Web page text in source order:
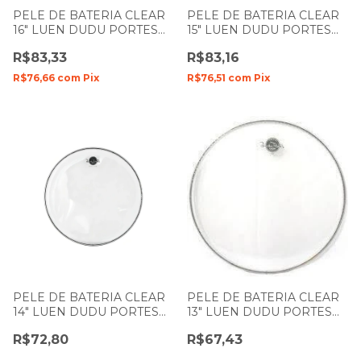
PELE DE BATERIA CLEAR
16" LUEN DUDU PORTES
R$83,33
R$76,66 com Pix
PELE DE BATERIA CLEAR
15" LUEN DUDU PORTES
R$83,16
R$76,51 com Pix
PELE DE BATERIA CLEAR
14" LUEN DUDU PORTES
R$72,80
PELE DE BATERIA CLEAR
13" LUEN DUDU PORTES
R$67,43